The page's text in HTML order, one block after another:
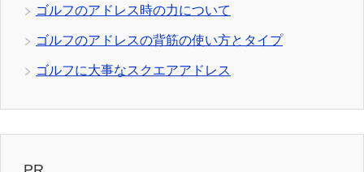
ゴルフのアドレス時の力について
ゴルフのアドレスの背筋の使い方とタイプ
ゴルフに大事なスクエアアドレス